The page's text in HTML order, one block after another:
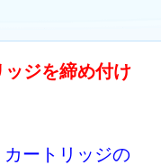
ジを締め付け
ートリッジの